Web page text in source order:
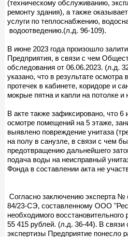
(техническому обслуживанию,
ремонту здания), а также
услуги по теплоснабжению,
водоотведению.(л.д. 96-109).
В июне 2023 года произошло
Предприятия, в связи с чем
обследования от 06.06.2023. (л.д.
указано, что в результате
протечек в кабинете, коридоре и
мокрые пятна и капли на потолке и
В акте также зафиксировано, что 6
осмотре помещений на 5 этаже,
выявлено повреждение унитаза
на полу в санузле, в связи с чем
предотвращению дальнейшего
подача воды на неисправный
Фонда в составлении акта не
Согласно заключению эксперта
84/23-СЭ, составленному ООО
необходимого восстановительного
55 415 рублей. (л.д. 36-44). В связи
экспертизы Предприятие понесло